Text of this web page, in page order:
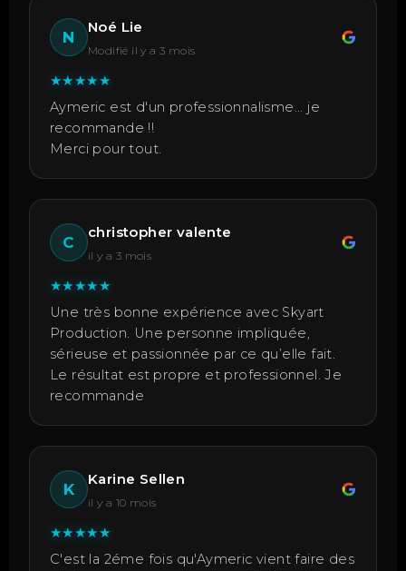
N
Noé Lie
Modifié il y a 3 mois
★★★★★
Aymeric est d'un professionnalisme... je
recommande !!
Merci pour tout.
C
christopher valente
il y a 3 mois
★★★★★
Une très bonne expérience avec Skyart
Production. Une personne impliquée,
sérieuse et passionnée par ce qu’elle fait.
Le résultat est propre et professionnel. Je
recommande
K
Karine Sellen
il y a 10 mois
★★★★★
C'est la 2éme fois qu'Aymeric vient faire des